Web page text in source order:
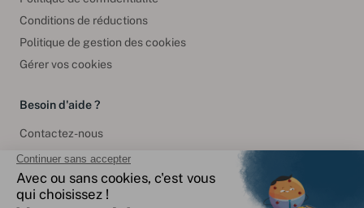
Conditions de réductions
Politique de gestion des cookies
Gérer vos cookies
Besoin d'aide ?
Contactez-nous